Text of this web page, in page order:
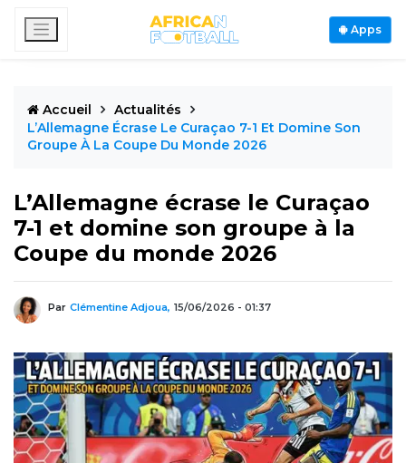
Apps
Accueil
Actualités
L’Allemagne Écrase Le Curaçao 7-1 Et Domine Son
Groupe À La Coupe Du Monde 2026
L’Allemagne écrase le Curaçao
7-1 et domine son groupe à la
Coupe du monde 2026
Par Clémentine Adjoua, 15/06/2026 - 01:37